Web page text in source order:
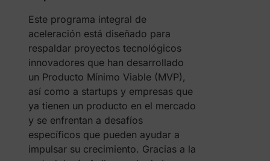
Este programa integral de
aceleración está diseñado para
respaldar proyectos tecnológicos
innovadores que han desarrollado
un Producto Mínimo Viable (MVP),
así como a startups y empresas que
ya tienen un producto en el mercado
y se enfrentan a desafíos
específicos que pueden ayudar a
impulsar su crecimiento. Gracias a la